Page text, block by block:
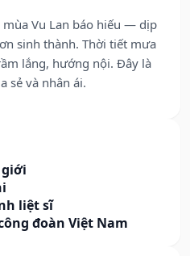
Vu Lan báo hiếu — dịp
sinh thành. Thời tiết mưa
lắng, hướng nội. Đây là
sẻ và nhân ái.
giới
liệt sĩ
đoàn Việt Nam